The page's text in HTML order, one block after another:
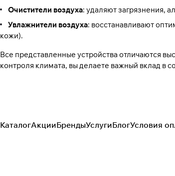
Очистители воздуха: удаляют загрязнения,
Увлажнители воздуха: восстанавливают
кожи).
Все представленные устройства отличаются
контроля климата, вы делаете важный вклад в
КаталогАкцииБрендыУслугиБлогУсловия